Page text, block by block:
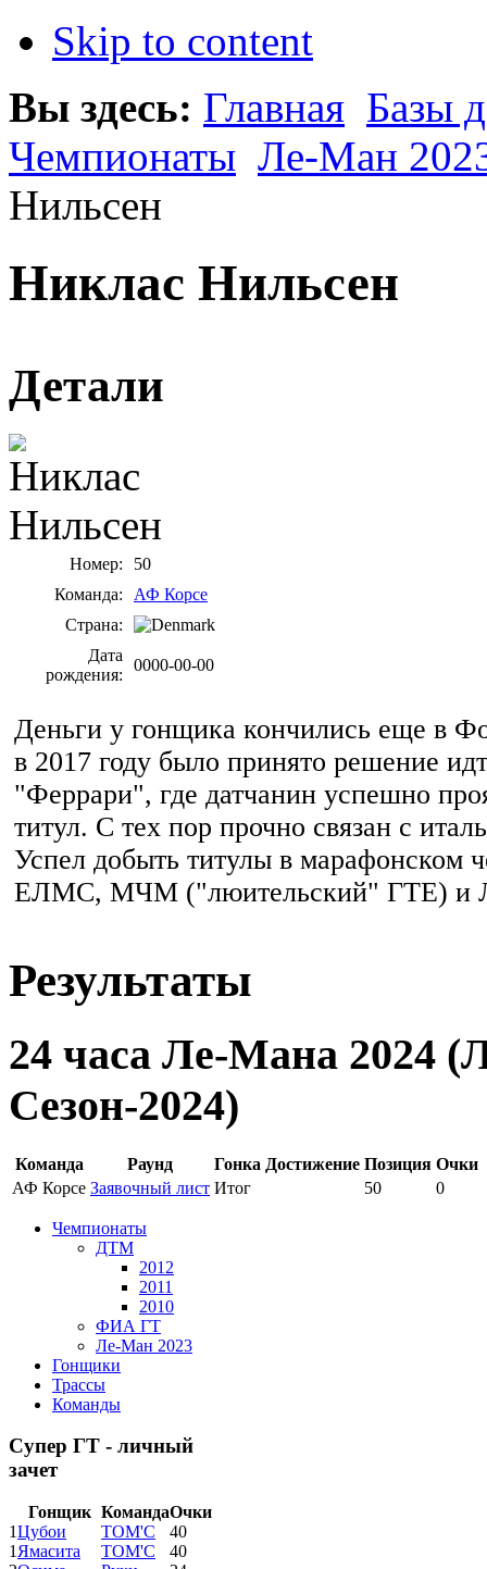
Skip to content
Вы здесь: Главная Базы
Чемпионаты Ле-Ман
Нильсен
Никлас Нильсен
Детали
Номер:
50
Команда:
АФ Корсе
Страна:
Дата
рождения:
0000-00-00
Деньги у гонщика кончились еще в
в 2017 году было принято решение
"Феррари", где датчанин успешно
титул. С тех пор прочно связан с
Успел добыть титулы в марафонском
ЕЛМС, МЧМ ("люительский" ГТЕ) и
Результаты
24 часа Ле-Мана 2024
Сезон-2024)
Команда Раунд Гонка Достижение Позиция Очки
АФ Корсе Заявочный лист Итог 50 0
Чемпионаты
ДТМ
2012
2011
2010
ФИА ГТ
Ле-Ман 2023
Гонщики
Трассы
Команды
Супер ГТ - личный
зачет
Гонщик КомандаОчки
1Цубои ТОМ'С
40
1 Ямасита ТОМ'С
40